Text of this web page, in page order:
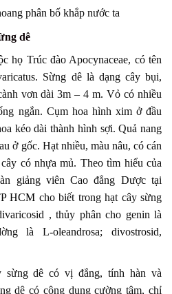
phân bố khắp nước ta
dê
họ Trúc đào Apocynaceae, có tên
Sừng dê là dạng cây bụi,
v­ơn dài 3m – 4 m. Vỏ có nhiều
ngắn. Cụm hoa hình xim ở đầu
kéo dài thành hình sợi. Quả nang
ở gốc. Hạt nhiều, màu nâu, có cán
có nhựa mủ. Theo tìm hiểu của
giảng viên Cao đẳng Dược tại
HCM cho biết trong hạt cây sừng
, thủy phân cho genin là
là L-oleandrosa; divostrosid,
sừng dê có vị đắng, tính hàn và
dê có công dụng cường tâm, chỉ